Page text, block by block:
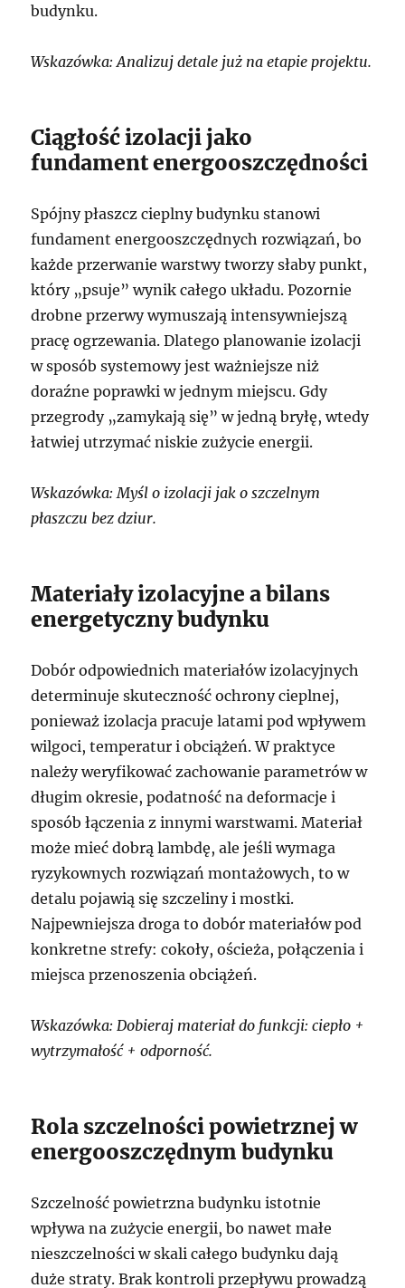
budynku.
Wskazówka: Analizuj detale już na etapie projektu.
Ciągłość izolacji jako
fundament energooszczędności
Spójny płaszcz cieplny budynku stanowi
fundament energooszczędnych rozwiązań, bo
każde przerwanie warstwy tworzy słaby punkt,
który „psuje” wynik całego układu. Pozornie
drobne przerwy wymuszają intensywniejszą
pracę ogrzewania. Dlatego planowanie izolacji
w sposób systemowy jest ważniejsze niż
doraźne poprawki w jednym miejscu. Gdy
przegrody „zamykają się” w jedną bryłę, wtedy
łatwiej utrzymać niskie zużycie energii.
Wskazówka: Myśl o izolacji jak o szczelnym
płaszczu bez dziur.
Materiały izolacyjne a bilans
energetyczny budynku
Dobór odpowiednich materiałów izolacyjnych
determinuje skuteczność ochrony cieplnej,
ponieważ izolacja pracuje latami pod wpływem
wilgoci, temperatur i obciążeń. W praktyce
należy weryfikować zachowanie parametrów w
długim okresie, podatność na deformacje i
sposób łączenia z innymi warstwami. Materiał
może mieć dobrą lambdę, ale jeśli wymaga
ryzykownych rozwiązań montażowych, to w
detalu pojawią się szczeliny i mostki.
Najpewniejsza droga to dobór materiałów pod
konkretne strefy: cokoły, ościeża, połączenia i
miejsca przenoszenia obciążeń.
Wskazówka: Dobieraj materiał do funkcji: ciepło +
wytrzymałość + odporność.
Rola szczelności powietrznej w
energooszczędnym budynku
Szczelność powietrzna budynku istotnie
wpływa na zużycie energii, bo nawet małe
nieszczelności w skali całego budynku dają
duże straty. Brak kontroli przepływu prowadzą